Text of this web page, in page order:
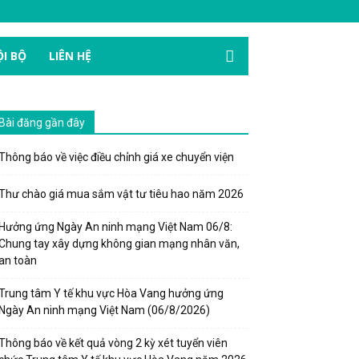
BỘ LIÊN HỆ
Bài đăng gần đây
báo về việc điều chỉnh giá xe chuyển viện
chào giá mua sắm vật tư tiêu hao năm 2026
Hưởng ứng Ngày An ninh mạng Việt Nam 06/8:
tay xây dựng không gian mạng nhân văn,
toàn
tâm Y tế khu vực Hòa Vang hưởng ứng
Ngày An ninh mạng Việt Nam (06/8/2026)
báo về kết quả vòng 2 kỳ xét tuyển viên